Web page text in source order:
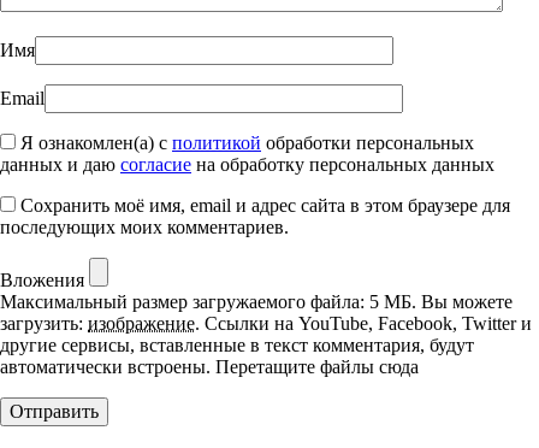
Имя
Email
Я ознакомлен(а) с политикой обработки персональных
данных и даю согласие на обработку персональных данных
Сохранить моё имя, email и адрес сайта в этом браузере для
последующих моих комментариев.
Вложения
Максимальный размер загружаемого файла: 5 МБ. Вы можете
загрузить: изображение. Ссылки на YouTube, Facebook, Twitter и
другие сервисы, вставленные в текст комментария, будут
автоматически встроены. Перетащите файлы сюда